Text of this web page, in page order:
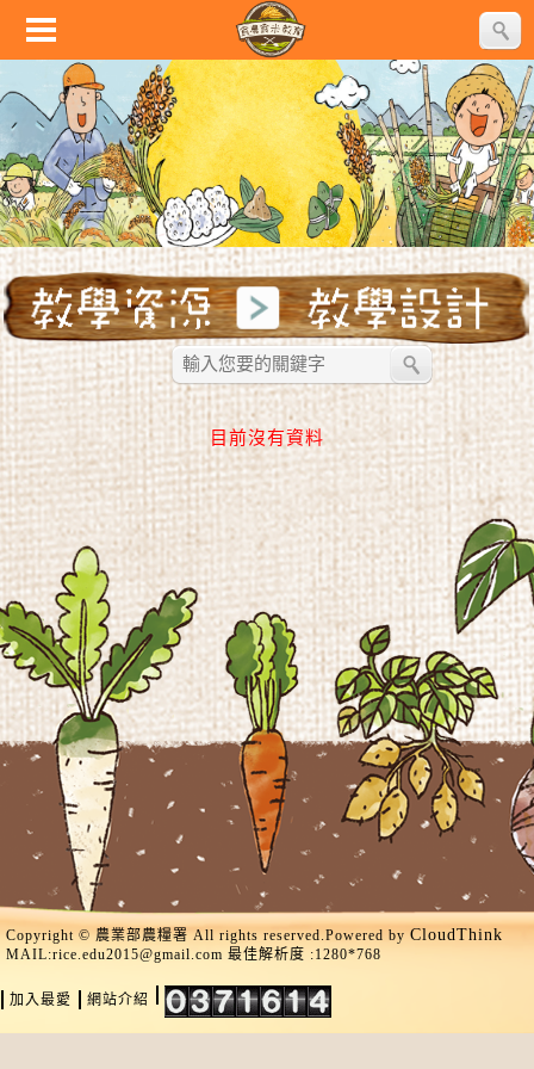
目前沒有資料
Copyright © 農業部農糧署 All rights reserved.Powered by CloudThink
MAIL:rice.edu2015@gmail.com 最佳解析度 :1280*768
加入最愛 網站介紹